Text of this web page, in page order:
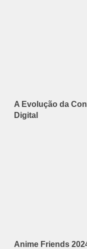
A Evolução da
Digital
Anime Friends